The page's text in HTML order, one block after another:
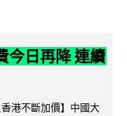
今日再降 連續
港不斷加價】中國大